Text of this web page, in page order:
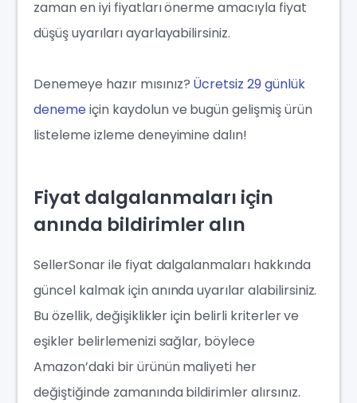
zaman en iyi fiyatları önerme amacıyla fiyat
düşüş uyarıları ayarlayabilirsiniz.
Denemeye hazır mısınız? Ücretsiz 29 günlük
denemeiçin kaydolun ve bugün gelişmiş ürün
listeleme izleme deneyimine dalın!
Fiyat dalgalanmaları için
anında bildirimler alın
SellerSonar ile fiyat dalgalanmaları hakkında
güncel kalmak için anında uyarılar alabilirsiniz.
Bu özellik, değişiklikler için belirli kriterler ve
eşikler belirlemenizi sağlar, böylece
Amazon’daki bir ürünün maliyeti her
değiştiğinde zamanında bildirimler alırsınız.